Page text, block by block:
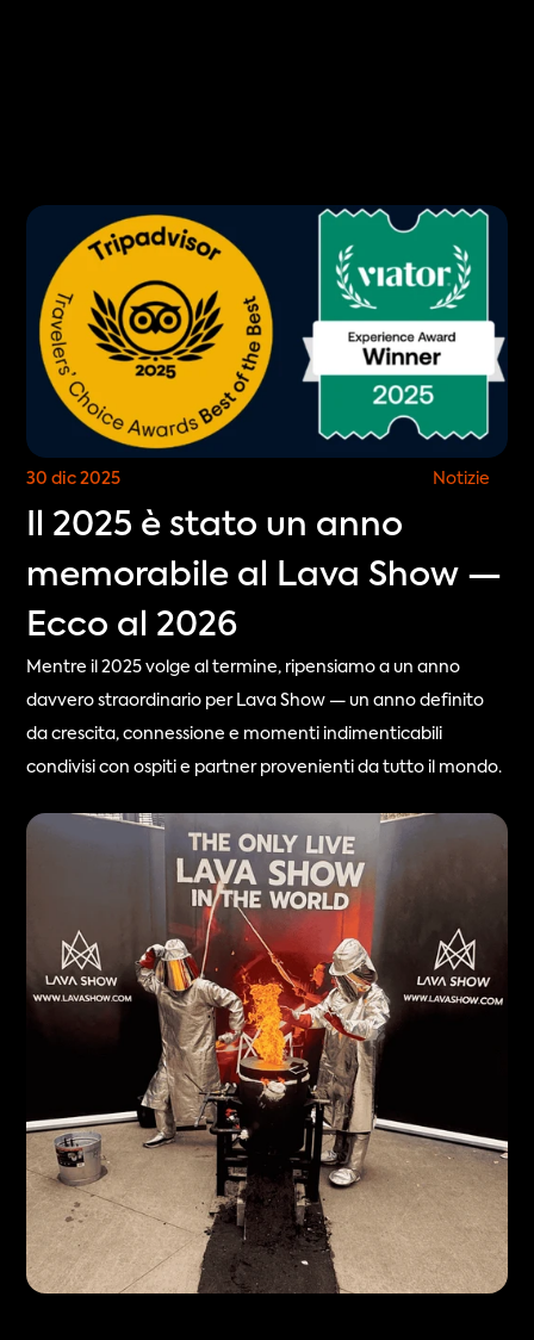
30 dic 2025 Notizie
Il 2025 è stato un anno
memorabile al Lava Show —
Ecco al 2026
Mentre il 2025 volge al termine, ripensiamo a un anno
davvero straordinario per Lava Show — un anno definito
da crescita, connessione e momenti indimenticabili
condivisi con ospiti e partner provenienti da tutto il mondo.